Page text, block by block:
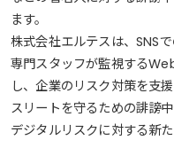
ます。
株式会社エルテスは、SNS
専門スタッフが監視する
し、企業のリスク対策を支
スリートを守るための誹謗
デジタルリスクに対する新